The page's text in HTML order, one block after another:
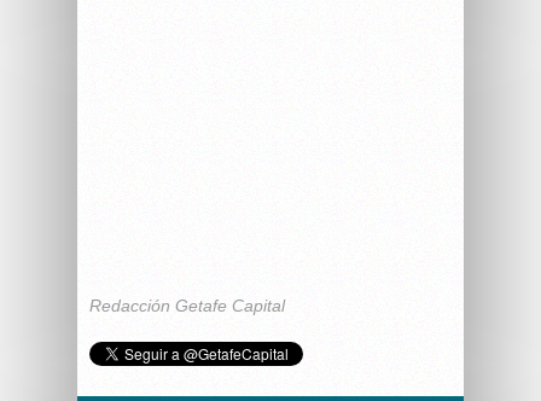
Redacción Getafe Capital